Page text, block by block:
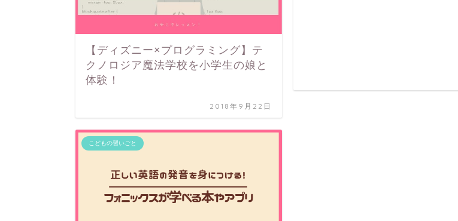
【ディズニー×プログラミング】テ
クノロジア魔法学校を小学生の娘と
体験！
2018年9月22日
こどもの習いごと